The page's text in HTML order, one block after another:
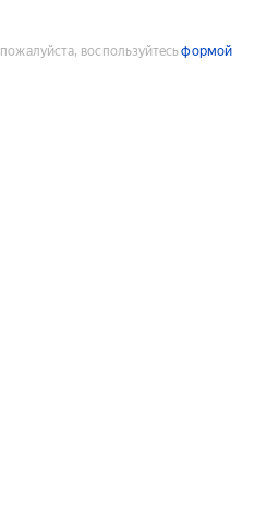
воспользуйтесьформой